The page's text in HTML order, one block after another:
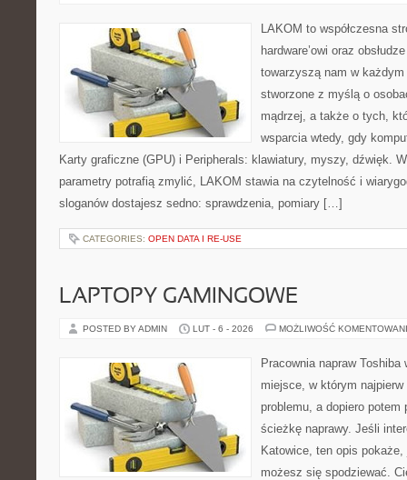
LAKOM to współczesna
hardware’owi oraz
towarzyszą nam w
stworzone z myślą o
mądrzej, a także o tych,
wsparcia wtedy, gdy
Karty graficzne (GPU) i Peripherals: klawiatury, myszy, dźwięk.
parametry potrafią zmylić, LAKOM stawia na czytelność i
sloganów dostajesz sedno: sprawdzenia, pomiary […]
CATEGORIES: OPEN DATA I RE-USE
LAPTOPY GAMINGOWE
POSTED BY ADMIN LUT - 6 - 2026 MOŻLIWOŚĆ
Pracownia napraw
miejsce, w którym
problemu, a dopiero potem
ścieżkę naprawy. Jeśli
Katowice, ten opis
możesz się spodziewać.